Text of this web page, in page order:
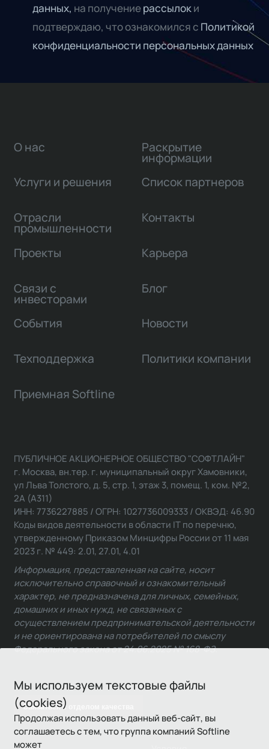
данных, на получениерассылоки
подтверждаю, что ознакомился с Политикой
конфиденциальности персональных данных
Мы используем текстовые файлы
(cookies)
Продолжая использовать данный веб-сайт, вы
соглашаетесь с тем, что группа компаний Softline
может
О нас
Услуги и решения
Отрасли
промышленности
Проекты
Связи с
инвесторами
Раскрытие
информации
Список партнеров
Контакты
Карьера
Блог
События Новости
Техподдержка Политики компании
Приемная Softline
Связаться с отделом качества
ПУБЛИЧНОЕ АКЦИОНЕРНОЕ ОБЩЕСТВО "СОФТЛАЙН"
г. Москва, вн.тер. г. муниципальный округ Хамовники,
ул Льва Толстого, д. 5, стр. 1, этаж 3, помещ. 1, ком. №2,
2А (А311)
ИНН: 7736227885 / ОГРН: 1027736009333 / ОКВЭД: 46.90
Коды видов деятельности в области IT по перечню,
утвержденному Приказом Минцифры России от 11 мая
2023 г. № 449: 2.01, 27.01, 4.01
Информация, представленная на сайте, носит
исключительно справочный и ознакомительный
характер, не предназначена для личных, семейных,
домашних и иных нужд, не связанных с
осуществлением предпринимательской деятельности
и не ориентирована на потребителей по смыслу
Федерального закона от 24.06.2025 № 168-ФЗ.